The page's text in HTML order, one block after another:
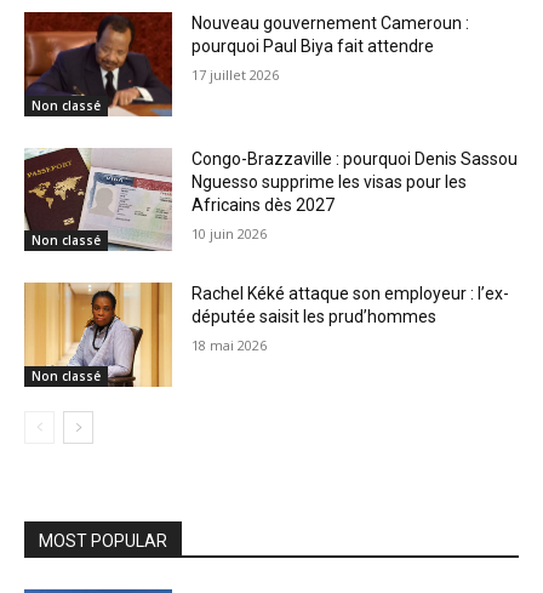
Non classé
Nouveau gouvernement Cameroun :
pourquoi Paul Biya fait attendre
17 juillet 2026
Non classé
Congo-Brazzaville : pourquoi Denis Sassou
Nguesso supprime les visas pour les
Africains dès 2027
10 juin 2026
Non classé
Rachel Kéké attaque son employeur : l’ex-
députée saisit les prud’hommes
18 mai 2026
MOST POPULAR